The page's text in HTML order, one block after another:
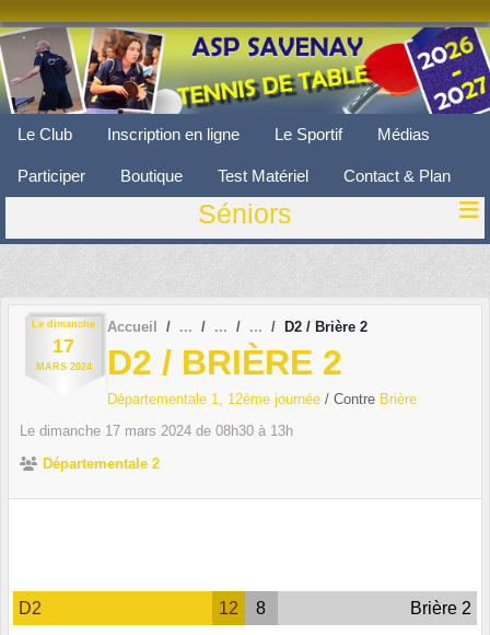
Le Club Inscription en ligne Le Sportif Médias
Participer Boutique Test Matériel Contact & Plan
Séniors
Le dimanche
17
MARS 2024
Accueil D2 / Brière 2
D2 / BRIÈRE 2
Départementale 1, 12ème journée / Contre Brière
Le dimanche 17 mars 2024 de 08h30 à 13h
Départementale 2
D2 12 8 Brière 2